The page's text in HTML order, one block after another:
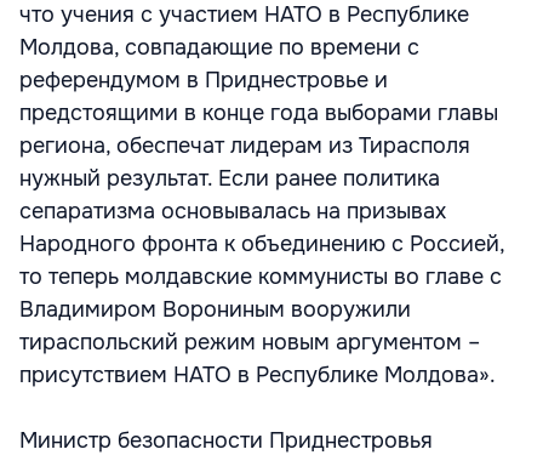
что учения с участием НАТО в Республике
Молдова, совпадающие по времени с
референдумом в Приднестровье и
предстоящими в конце года выборами главы
региона, обеспечат лидерам из Тирасполя
нужный результат. Если ранее политика
сепаратизма основывалась на призывах
Народного фронта к объединению с Россией,
то теперь молдавские коммунисты во главе с
Владимиром Ворониным вооружили
тираспольский режим новым аргументом –
присутствием НАТО в Республике Молдова».
Министр безопасности Приднестровья